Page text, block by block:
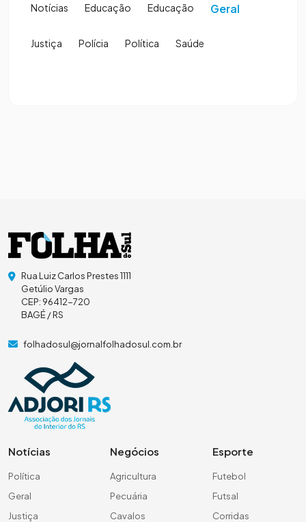
Notícias Educação Educação Geral
Justiça Polícia Política Saúde
Rua Luiz Carlos Prestes 1111
Getúlio Vargas
CEP: 96412-720
BAGÉ / RS
folhadosul@jornalfolhadosul.com.br
Notícias
Política
Geral
Justiça
Negócios
Agricultura
Pecuária
Cavalos
Esporte
Futebol
Futsal
Corridas